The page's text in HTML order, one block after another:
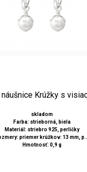
Krúžky s
skladom
Farba: strieborná, biela
Materiál: striebro 925, perličky
priemer krúžkov: 13 mm,
Hmotnosť: 0,9 g